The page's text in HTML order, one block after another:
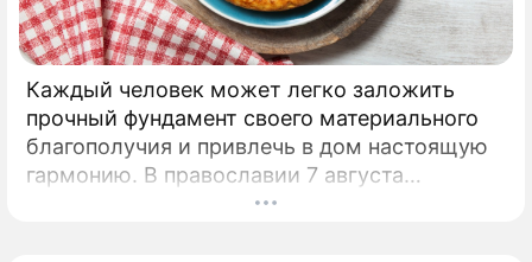
Каждый человек может легко заложить
прочный фундамент своего материального
благополучия и привлечь в дом настоящую
гармонию. В православии 7 августа
почитают память праведной Анны, матери